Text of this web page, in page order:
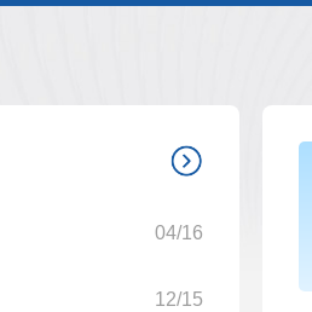
04/16
12/15